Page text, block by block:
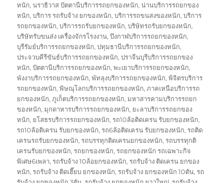
หนัก,นราธิวาส ปัตตานีบริการรถยกของหนัก,น่านบริการรถยกของ
หนัก,บริการ รถรับจ้าง ยกของหนัก,บริการรถขนสงของหนัก,บริการ
รถยกของหนัก,บริการรถรับยกของหนัก,บริษัทรถรับยกของหนัก,
บริษัทรับขนส่ง เครื่องจักรโรงงาน,บึงกาฬบริการรถยกของหนัก,
บุรีรัมย์บริการรถยกของหนัก,ปทุมธานีบริการรถยกของหนัก,
ประจวบคีรีขันธ์บริการรถยกของหนัก,ปราจีนบุรีบริการรถยกของ
หนัก,ปัตตานีบริการรถยกของหนัก,พะเยาบริการรถยกของหนัก,
พังงาบริการรถยกของหนัก,พัทลุงบริการรถยกของหนัก,พิจิตรบริการ
รถยกของหนัก,พิษณุโลกบริการรถยกของหนัก,ภาคเหนือบริการรถ
ยกของหนัก,ภูเก็ตบริการรถยกของหนัก,มหาสารคามบริการรถยก
ของหนัก,มุกดาหารบริการรถยกของหนัก, ยะลาบริการรถยกของ
หนัก, ยโสธรบริการรถยกของหนัก,รถ10ล้อติดเครน รับยกของหนัก,
รถ10ล้อติเครน รับยกของหนัก,รถ6ล้อติดเครน รับยกของหนัก,รถติด
เครนรถรับยกของหนัก,รถบรรทุกติดเครนยกของหนัก,รถบรรทุกติ
เครนรับยกของหนัก,รถยกของหนัก,รถยกของหนัก รถเฉพาะกิจ
พิเศษ6เพลา,รถรับจ้าง 10ล้อยกของหนัก,รถรับจ้าง ติดเครน ยกของ
หนัก,รถรับจ้าง ติดเฮี๊ยบ ยกของหนัก,รถรับจ้าง ยกของหนัก 10ตัน,รถ